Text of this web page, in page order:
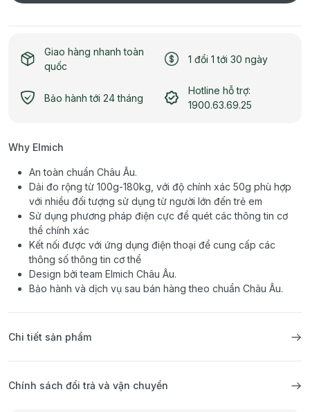
Giao hàng nhanh toàn
quốc
1 đổi 1 tới 30 ngày
Bảo hành tới 24 tháng
Hotline hỗ trợ:
1900.63.69.25
Why Elmich
An toàn chuẩn Châu Âu.
Dải đo rộng từ 100g-180kg, với độ chính xác 50g phù hợp
với nhiều đối tượng sử dụng từ người lớn đến trẻ em
Sử dụng phương pháp điện cực để quét các thông tin cơ
thể chính xác
Kết nối được với ứng dụng điện thoại để cung cấp các
thông số thông tin cơ thể
Design bởi team Elmich Châu Âu.
Bảo hành và dịch vụ sau bán hàng theo chuẩn Châu Âu.
Chi tiết sản phẩm
Chính sách đổi trả và vận chuyển